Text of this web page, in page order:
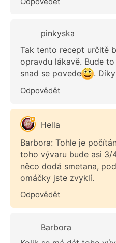
pinkyska
Tak tento recept určitě
opravdu lákavě. Bude
snad se povede
.
Odpovědět
Hella
Barbora: Tohle je
toho vývaru bude asi 3/
něco dodá smetana,
omáčky jste zvyklí.
Odpovědět
Barbora